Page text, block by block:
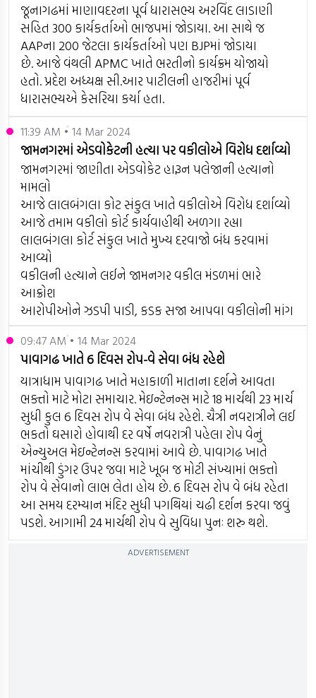
જૂનાગઢમાં માણાવદરના પૂર્વ ધારાસભ્ય અરવિંદ લાડાણી
સહિત 300 કાર્યકર્તાઓ ભાજપમાં જોડાયા. આ સાથે જ
AAPના 200 જેટલા કાર્યકર્તાઓ પણ BJPમાં જોડાયા
છે. આજે વંથલી APMC ખાતે ભરતીનો કાર્યક્રમ યોજાયો
હતો. પ્રદેશ અધ્યક્ષ સી.આર પાટીલની હાજરીમાં પૂર્વ
ધારાસભ્યએ કેસરિયા કર્યા હતા.
11:39 AM • 14 Mar 2024
જામનગરમાં એડવોકેટની હત્યા પર વકીલોએ વિરોધ દર્શાવ્યો
જામનગરમાં જાણીતા એડવોકેટ હારૂન પલેજાની હત્યાનો
મામલો
આજે લાલબંગલા કોટ સંકુલ ખાતે વકીલોએ વિરોધ દર્શાવ્યો
આજે તમામ વકીલો કોર્ટ કાર્યવાહીથી અળગા રહ્યા
લાલબંગલા કોર્ટ સંકુલ ખાતે મુખ્ય દરવાજો બંધ કરવામાં
આવ્યો
વકીલની હત્યાને લઈને જામનગર વકીલ મંડળમાં ભારે
આક્રોશ
આરોપીઓને ઝડપી પાડી, કડક સજા આપવા વકીલોની માંગ
09:47 AM • 14 Mar 2024
પાવાગઢ ખાતે 6 દિવસ રોપ-વે સેવા બંધ રહેશે
યાત્રાધામ પાવાગઢ ખાતે મહાકાળી માતાના દર્શને આવતા
ભક્તો માટે મોટા સમાચાર. મેઇન્ટેનન્સ માટે 18 માર્ચથી 23 માર્ચ
સુધી કુલ 6 દિવસ રોપ વે સેવા બંધ રહેશે. ચૈત્રી નવરાત્રીને લઈ
ભકતો ઘસારો હોવાથી દર વર્ષે નવરાત્રી પહેલા રોપ વેનું
એન્યુઅલ મેઇન્ટેનન્સ કરવામાં આવે છે. પાવાગઢ ખાતે
માંચીથી ડુંગર ઉપર જવા માટે ખૂબ જ મોટી સંખ્યામાં ભક્તો
રોપ વે સેવાનો લાભ લેતા હોય છે. 6 દિવસ રોપ વે બંધ રહેતા
આ સમય દરમ્યાન મંદિર સુધી પગથિયાં ચઢી દર્શન કરવા જવું
પડશે. આગામી 24 માર્ચથી રોપ વે સુવિધા પુનઃ શરુ થશે.
ADVERTISEMENT